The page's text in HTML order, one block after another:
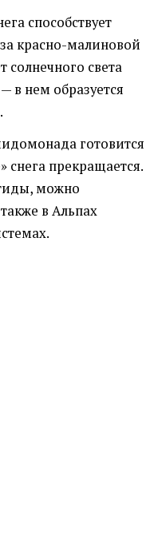
способствует
красно-малиновой
солнечного света
в нем образуется
готовится
снега прекращается.
можно
в Альпах